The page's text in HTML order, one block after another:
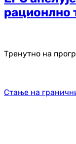
рационлно
Тренутно на
Стање на